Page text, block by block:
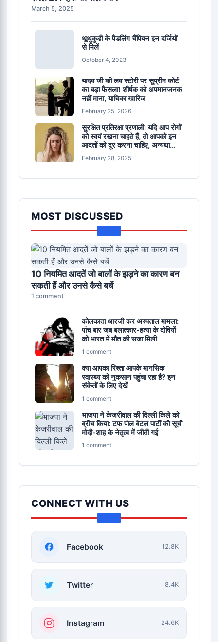
March 5, 2025
थूथुकुडी के पैडलिंग चैंपियन इन दर्जियों
से मिलें
October 4, 2023
यादव जी की लव स्टोरी पर सुप्रीम कोर्ट
का बड़ा फैसला! शीर्षक को अपमानजनक
नहीं माना, याचिका खारिज
February 25, 2026
सुरक्षित प्रतिरक्षा प्रणाली: यदि आप रोगों
को स्वयं रखना चाहते हैं, तो आपको इन
आदतों को दूर करना चाहिए, अन्यथा
रिफिटेरियन कमजोर हो सकता है
February 28, 2025
MOST DISCUSSED
10 नियमित आदतें जो बालों के झड़ने का कारण बन
सकती हैं और उनसे कैसे बचें
1 comment
कोलकाता आरजी कर अस्पताल मामला:
पांच बार जब बलात्कार-हत्या के दोषियों
को भारत में मौत की सजा मिली
1 comment
क्या आपका रिश्ता आपके मानसिक
स्वास्थ्य को नुकसान पहुंचा रहा है? इन
संकेतों के लिए देखें
1 comment
भाजपा ने केजरीवाल की दिल्ली किले को
ब्रीच किया: टफ पोल बैटल पार्टी की सूची
मोदी-शाह के नेतृत्व में जीती गई
1 comment
CONNECT WITH US
Facebook 12.8K
Twitter 8.4K
Instagram 24.6K